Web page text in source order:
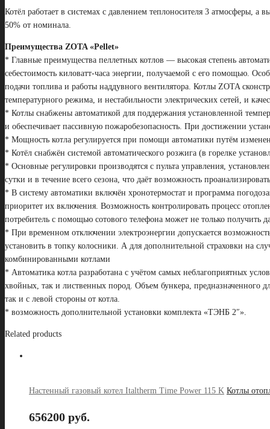
Котёл работает в системах с давлением теплоносителя 3 атмосферы, а
50% от номинала.
Преимущества ZOTA «Pellet»
* Главные преимущества пеллетных котлов — высокая степень
себестоимость киловатт-часа энергии, получаемой с его помощью.
подачи топлива и работы наддувного вентилятора. Котлы ZOTA
температурного режима, и нестабильности электрических сетей, и
* Котлы снабжены автоматикой для поддержания установленной
и обеспечивает пассивную пожаробезопасность. При достижении
* Мощность котла регулируется при помощи автоматики путём
* Котёл снабжён системой автоматического розжига (в горелке
* Основные регулировки производятся с пульта управления,
сутки и в течение всего сезона, что даёт возможность
* В систему автоматики включён хронотермостат и программа
приоритет их включения. Возможность контролировать процесс
потребитель с помощью сотового телефона может не только получить
* При временном отключении электроэнергии допускается
установить в топку колосники. А для дополнительной страховки на
комбинированными котлами
* Автоматика котла разработана с учётом самых неблагоприятных
хвойных, так и лиственных пород. Объем бункера, предназначенного
так и с левой стороны от котла.
* возможность дополнительной установки комплекта «ТЭНБ 2″».
Related products
Настенный газовый котел Italtherm Time Power 115 K Котлы
656200 руб.